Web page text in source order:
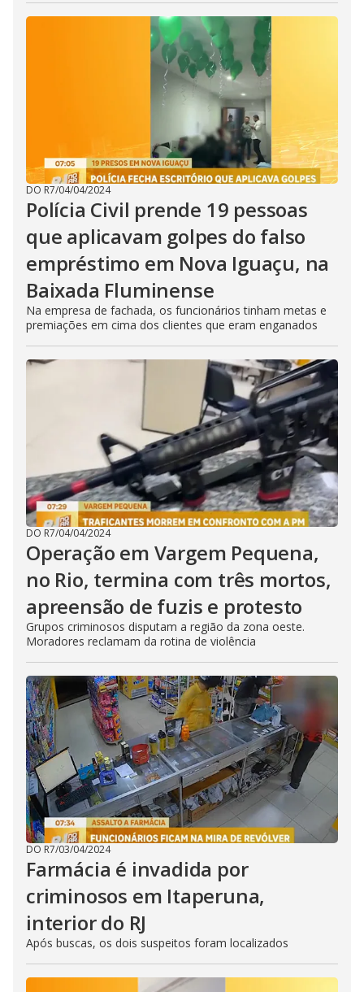
DO R7/04/04/2024
Polícia Civil prende 19 pessoas
que aplicavam golpes do falso
empréstimo em Nova Iguaçu, na
Baixada Fluminense
Na empresa de fachada, os funcionários tinham metas e
premiações em cima dos clientes que eram enganados
DO R7/04/04/2024
Operação em Vargem Pequena,
no Rio, termina com três mortos,
apreensão de fuzis e protesto
Grupos criminosos disputam a região da zona oeste.
Moradores reclamam da rotina de violência
DO R7/03/04/2024
Farmácia é invadida por
criminosos em Itaperuna,
interior do RJ
Após buscas, os dois suspeitos foram localizados